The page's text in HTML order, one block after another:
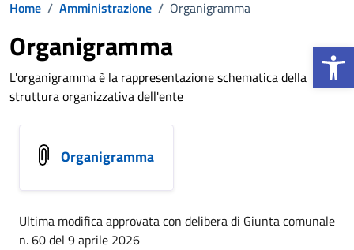
Apri la
Home / Amministrazione / Organigramma
Organigramma
L'organigramma è la rappresentazione schematica della
struttura organizzativa dell'ente
Organigramma
Ultima modifica approvata con delibera di Giunta comunale
n. 60 del 9 aprile 2026